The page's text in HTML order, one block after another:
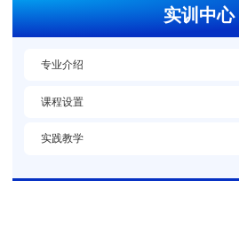
实训中心
专业介绍
课程设置
实践教学